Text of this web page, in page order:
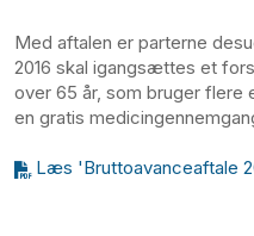
Med aftalen er parterne
2016 skal igangsættes et
over 65 år, som bruger flere
en gratis
Læs 'Bruttoavanceaftale